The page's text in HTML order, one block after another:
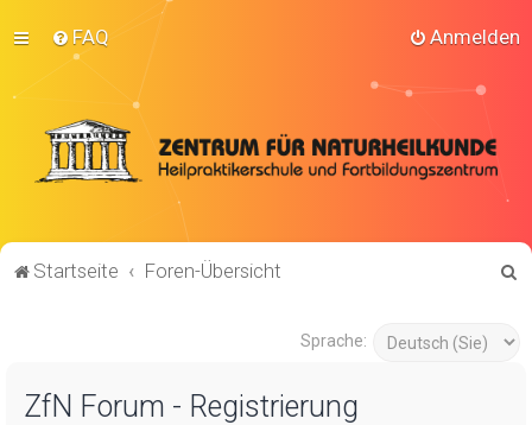
FAQ Anmelden
Startseite Foren-Übersicht
Sprache:
ZfN Forum - Registrierung